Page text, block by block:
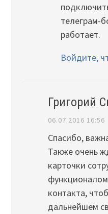
телеграм-
работает.
Войдите,
Григорий
06.07.2016 16:56
Спасибо,
Также очень
карточки
контакта,
дальнейшем